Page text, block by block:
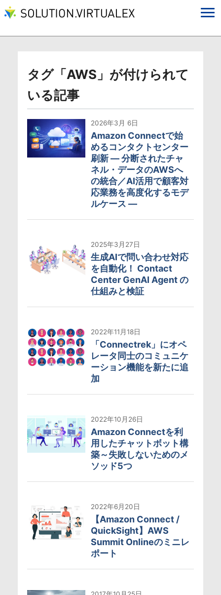
タグ「AWS」が付けられて
いる記事
2026年3月 6日
Amazon Connectで始
めるコンタクトセンター
刷新 ― 分断されたチャ
ネル・データのAWSへ
の統合／AI活用で顧客対
応業務を高度化するモデ
ルケース ―
2025年3月27日
生成AIで問い合わせ対応
を自動化！ Contact
Center GenAI Agent の
仕組みと検証
2022年11月18日
「Connectrek」にオペ
レータ同士のコミュニケ
ーション機能を新たに追
加
2022年10月26日
Amazon Connectを利
用したチャットボット構
築～失敗しないためのメ
ソッド5つ
2022年6月20日
【Amazon Connect /
QuickSight】AWS
Summit Onlineのミニレ
ポート